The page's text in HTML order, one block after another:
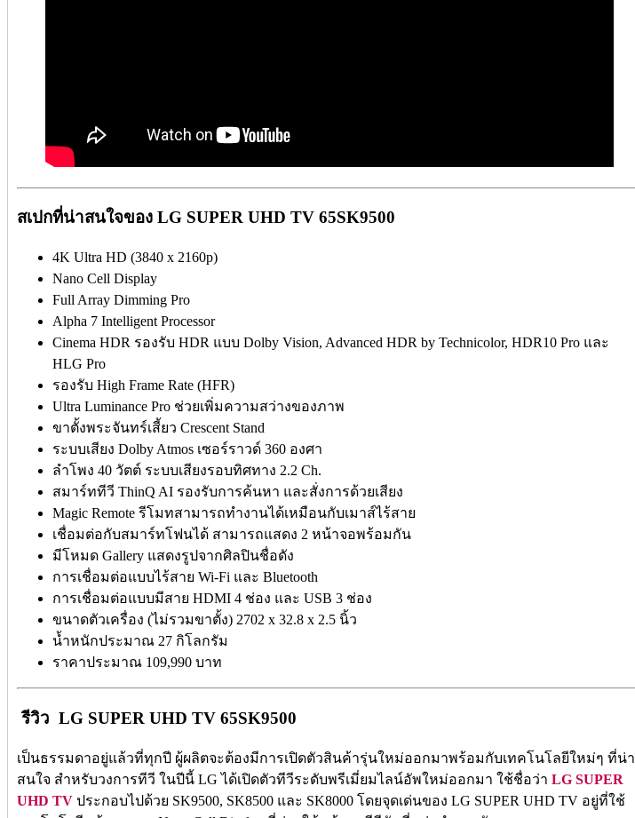
สเปกที่น่าสนใจของ LG SUPER UHD TV 65SK9500
4K Ultra HD (3840 x 2160p)
Nano Cell Display
Full Array Dimming Pro
Alpha 7 Intelligent Processor
Cinema HDR รองรับ HDR แบบ Dolby Vision, Advanced HDR by Technicolor, HDR10 Pro และ
HLG Pro
รองรับ High Frame Rate (HFR)
Ultra Luminance Pro ช่วยเพิ่มความสว่างของภาพ
ขาตั้งพระจันทร์เสี้ยว Crescent Stand
ระบบเสียง Dolby Atmos เซอร์ราวด์ 360 องศา
ลำโพง 40 วัตต์ ระบบเสียงรอบทิศทาง 2.2 Ch.
สมาร์ททีวี ThinQ AI รองรับการค้นหา และสั่งการด้วยเสียง
Magic Remote รีโมทสามารถทำงานได้เหมือนกับเมาส์ไร้สาย
เชื่อมต่อกับสมาร์ทโฟนได้ สามารถแสดง 2 หน้าจอพร้อมกัน
มีโหมด Gallery แสดงรูปจากศิลปินชื่อดัง
การเชื่อมต่อแบบไร้สาย Wi-Fi และ Bluetooth
การเชื่อมต่อแบบมีสาย HDMI 4 ช่อง และ USB 3 ช่อง
ขนาดตัวเครื่อง (ไม่รวมขาตั้ง) 2702 x 32.8 x 2.5 นิ้ว
น้ำหนักประมาณ 27 กิโลกรัม
ราคาประมาณ 109,990 บาท
รีวิว LG SUPER UHD TV 65SK9500
เป็นธรรมดาอยู่แล้วที่ทุกปี ผู้ผลิตจะต้องมีการเปิดตัวสินค้ารุ่นใหม่ออกมาพร้อมกับเทคโนโลยีใหม่ๆ ที่น่า
สนใจ สำหรับวงการทีวี ในปีนี้ LG ได้เปิดตัวทีวีระดับพรีเมี่ยมไลน์อัพใหม่ออกมา ใช้ชื่อว่า LG SUPER
UHD TV ประกอบไปด้วย SK9500, SK8500 และ SK8000 โดยจุดเด่นของ LG SUPER UHD TV อยู่ที่ใช้